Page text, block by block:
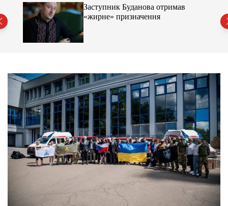
у
о
г
о
р
е
ж
и
м
у
Заступник Буданова отримав
«жирне» призначення